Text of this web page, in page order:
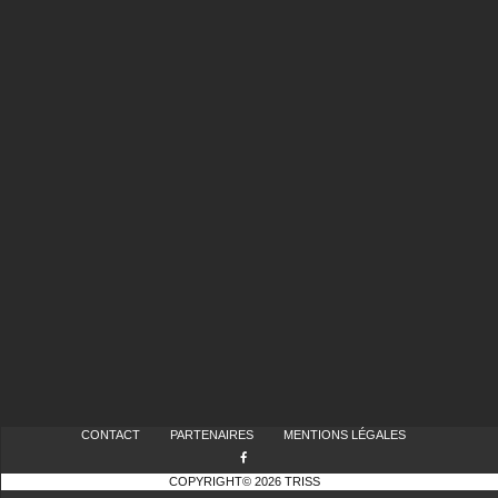
CONTACT PARTENAIRES MENTIONS LÉGALES
COPYRIGHT© 2026 TRISS